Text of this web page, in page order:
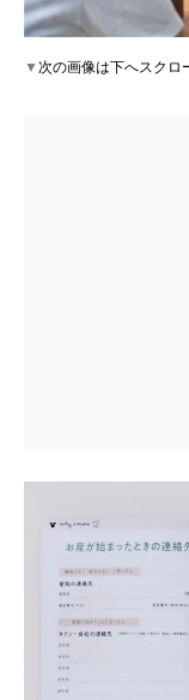
▼次の画像は下へスクロ